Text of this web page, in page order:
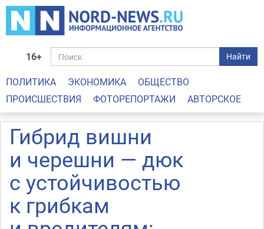
16+ Найти
ПОЛИТИКА ЭКОНОМИКА
ОБЩЕСТВО
ПРОИСШЕСТВИЯ
ФОТОРЕПОРТАЖИ АВТОРСКОЕ
Гибрид вишни
и черешни — дюк
с устойчивостью
к грибкам